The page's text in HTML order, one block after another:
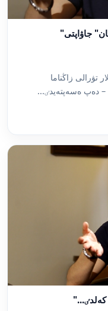
جاۋاپتى"
تۋرالى زاڭناما
دەپ ەسەپتەيدٸ...
كەلدٸ..."